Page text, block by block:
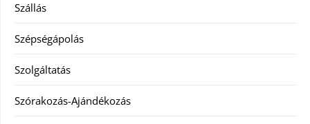
Szállás
Szépségápolás
Szolgáltatás
Szórakozás-Ajándékozás